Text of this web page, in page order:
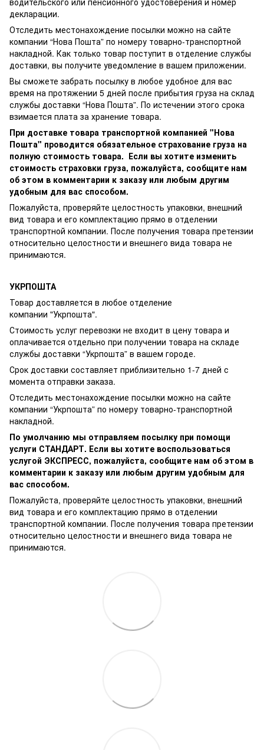
декларации.
Отследить местонахождение посылки можно на сайте
компании “Нова Пошта” по номеру товарно-транспортной
накладной. Как только товар поступит в отделение службы
доставки, вы получите уведомление в вашем приложении.
Вы сможете забрать посылку в любое удобное для вас
время на протяжении 5 дней после прибытия груза на склад
службы доставки “Нова Пошта”. По истечении этого срока
взимается плата за хранение товара.
При доставке товара транспортной компанией "Нова
Пошта" проводится обязательное страхование груза на
полную стоимость товара. Если вы хотите изменить
стоимость страховки груза, пожалуйста, сообщите нам
об этом в комментарии к заказу или любым другим
удобным для вас способом.
Пожалуйста, проверяйте целостность упаковки, внешний
вид товара и его комплектацию прямо в отделении
транспортной компании. После получения товара претензии
относительно целостности и внешнего вида товара не
принимаются.
УКРПОШТА
Товар доставляется в любое отделение
компании "Укрпошта".
Стоимость услуг перевозки не входит в цену товара и
оплачивается отдельно при получении товара на складе
службы доставки “Укрпошта” в вашем городе.
Срок доставки составляет приблизительно 1-7 дней с
момента отправки заказа.
Отследить местонахождение посылки можно на сайте
компании “Укрпошта” по номеру товарно-транспортной
накладной.
По умолчанию мы отправляем посылку при помощи
услуги СТАНДАРТ. Если вы хотите воспользоваться
услугой ЭКСПРЕСС, пожалуйста, сообщите нам об этом в
комментарии к заказу или любым другим удобным для
вас способом.
Пожалуйста, проверяйте целостность упаковки, внешний
вид товара и его комплектацию прямо в отделении
транспортной компании. После получения товара претензии
относительно целостности и внешнего вида товара не
принимаются.